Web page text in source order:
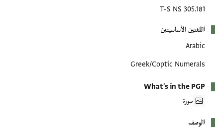
T-S NS 305.181
اللغتين الأساسيتين
Arabic
Greek/Coptic Numerals
What's in the PGP
صورة
الوصف